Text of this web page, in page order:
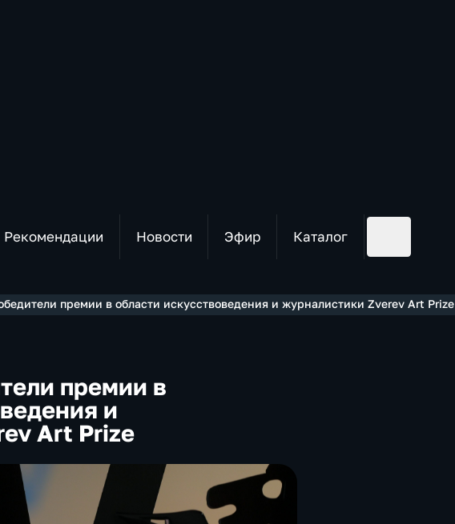
Рекомендации Новости Эфир Каталог
премии в области искусствоведения и журналистики Zverev Art Prize
премии в
и
Art Prize